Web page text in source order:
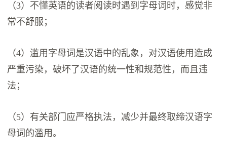
（3）不懂英语的读者阅读时遇到字母词时，感觉非
常不舒服；
（4）滥用字母词是汉语中的乱象，对汉语使用造成
严重污染，破坏了汉语的统一性和规范性，而且违
法；
（5）有关部门应严格执法，减少并最终取缔汉语字
母词的滥用。